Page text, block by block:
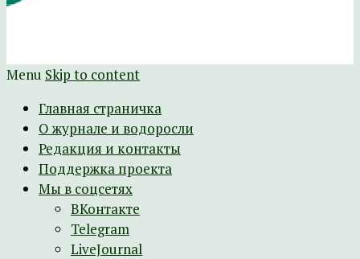
Menu Skip to content
Главная страничка
О журнале и водоросли
Редакция и контакты
Поддержка проекта
Мы в соцсетях
ВКонтакте
Telegram
LiveJournal